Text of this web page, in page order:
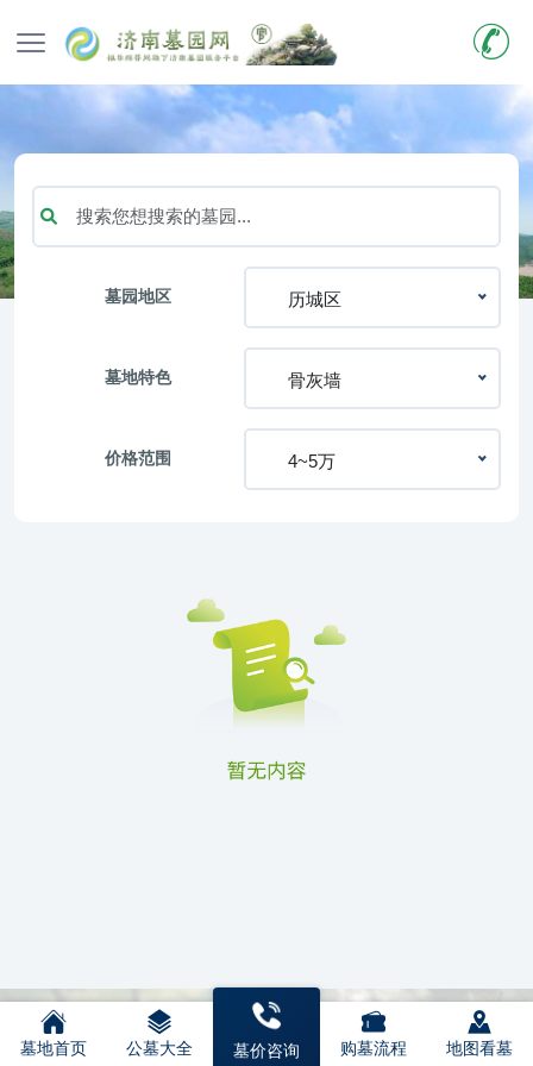
墓园地区 历城区
墓地特色 骨灰墙
价格范围 4~5万
墓地首页 公墓大全 墓价咨询 购墓流程 地图看墓